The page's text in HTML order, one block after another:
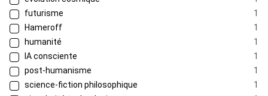
futurisme
1
Hameroff
1
humanité
1
IA consciente
1
post-humanisme
1
science-fiction philosophique
1